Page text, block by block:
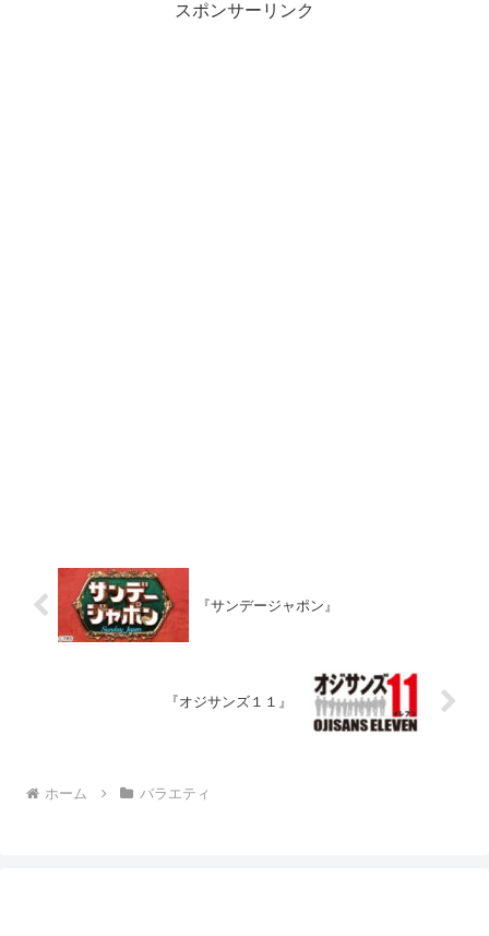
スポンサーリンク
『サンデージャポン』
『オジサンズ１１』
ホーム バラエティ